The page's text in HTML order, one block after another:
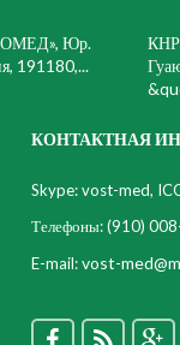
Юр.
191180,...
КНР
КОНТАКТНАЯ
Skype: vost-med,
Телефоны:(910)
E-mail:vost-